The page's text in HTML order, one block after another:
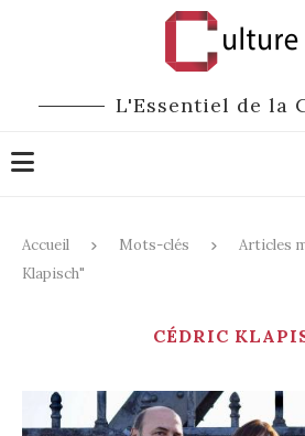
L'Essentiel de la
Accueil Mots-clés
Articles
Klapisch"
CÉDRIC